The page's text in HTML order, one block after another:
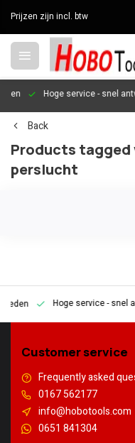
Prijzen zijn incl. btw
Hoge service- snel
Back
Products tagged
perslucht
Hoge service- snel
Customer service
Frequently asked
0167 562177
info@hobotools.com
0651 841304